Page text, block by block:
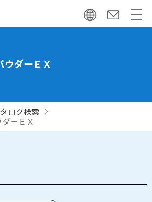
ウダーＥＸ
ログ検索
ーＥＸ